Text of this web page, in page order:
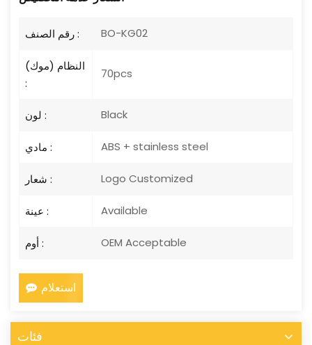
رقم الصنف : BO-KG02
النظام (موك)
:
70pcs
لون : Black
مادي : ABS + stainless steel
شعار : Logo Customized
عينة : Available
أوم : OEM Acceptable
استعلام
فئات